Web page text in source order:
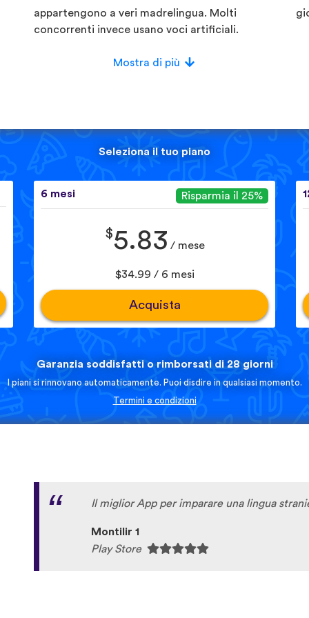
appartengono a veri madrelingua. Molti
concorrenti invece usano voci artificiali.
Mostra di più
Seleziona il tuo piano
6 mesi Risparmia il 25%
$5.83 / mese
$34.99 / 6 mesi
Acquista
Garanzia soddisfatti o rimborsati di 28 giorni
I piani si rinnovano automaticamente. Puoi disdire in qualsiasi momento.
Termini e condizioni
Il miglior App per imparare una lingua
Montilir 1
Play Store